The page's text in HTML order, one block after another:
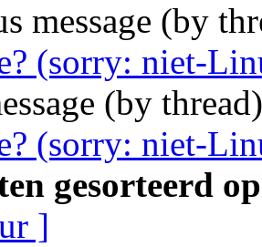
message (by
(sorry: niet-
(by
(sorry: niet-
gesorteerd
]